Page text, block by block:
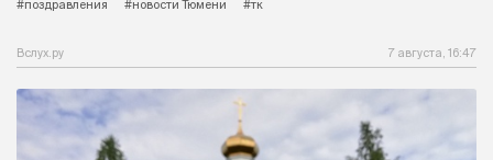
#поздравления #новости Тюмени #тк
Вслух.ру 7 августа, 16:47